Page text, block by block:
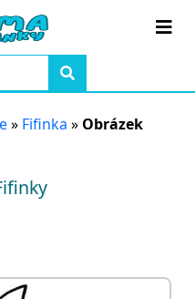
» Fifinka » Obrázek